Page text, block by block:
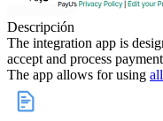
Descripción
The integration app is
accept and process
The app allows for using